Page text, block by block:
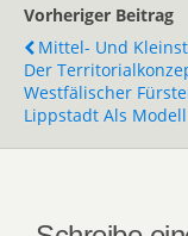
Vorheriger Beitrag
Mittel- Und
Der
Westfälischer
Lippstadt Als Modell